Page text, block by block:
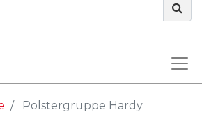
Polstergruppe Hardy